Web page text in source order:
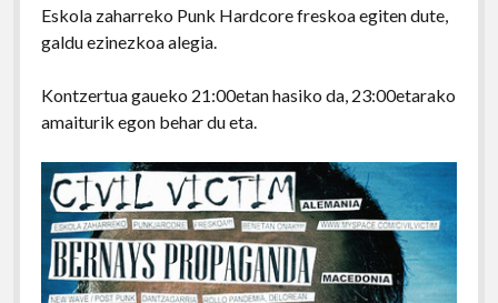
Eskola zaharreko Punk Hardcore freskoa egiten dute,
galdu ezinezkoa alegia.
Kontzertua gaueko 21:00etan hasiko da, 23:00etarako
amaiturik egon behar du eta.